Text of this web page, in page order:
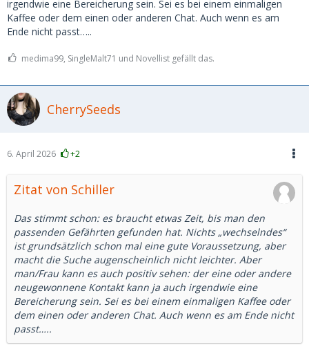
irgendwie eine Bereicherung sein. Sei es bei einem einmaligen
Kaffee oder dem einen oder anderen Chat. Auch wenn es am
Ende nicht passt…..
medima99, SingleMalt71 und Novellist gefällt das.
CherrySeeds
6. April 2026 +2
Zitat von Schiller
Das stimmt schon: es braucht etwas Zeit, bis man den
passenden Gefährten gefunden hat. Nichts „wechselndes“
ist grundsätzlich schon mal eine gute Voraussetzung, aber
macht die Suche augenscheinlich nicht leichter. Aber
man/Frau kann es auch positiv sehen: der eine oder andere
neugewonnene Kontakt kann ja auch irgendwie eine
Bereicherung sein. Sei es bei einem einmaligen Kaffee oder
dem einen oder anderen Chat. Auch wenn es am Ende nicht
passt…..